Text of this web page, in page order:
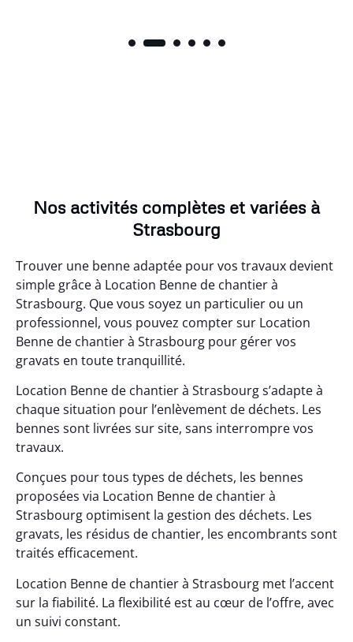
Nos activités complètes et variées à
Strasbourg
Trouver une benne adaptée pour vos travaux devient
simple grâce à Location Benne de chantier à
Strasbourg. Que vous soyez un particulier ou un
professionnel, vous pouvez compter sur Location
Benne de chantier à Strasbourg pour gérer vos
gravats en toute tranquillité.
Location Benne de chantier à Strasbourg s’adapte à
chaque situation pour l’enlèvement de déchets. Les
bennes sont livrées sur site, sans interrompre vos
travaux.
Conçues pour tous types de déchets, les bennes
proposées via Location Benne de chantier à
Strasbourg optimisent la gestion des déchets. Les
gravats, les résidus de chantier, les encombrants sont
traités efficacement.
Location Benne de chantier à Strasbourg met l’accent
sur la fiabilité. La flexibilité est au cœur de l’offre, avec
un suivi constant.